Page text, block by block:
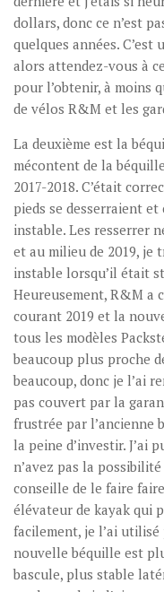
dollars, donc ce n’est
quelques années.
alors attendez-vous à
pour l’obtenir, à moins
de vélos R&M et les
La deuxième est la
mécontent de la
2017-2018. C’était
pieds se desserraient
instable. Les resserrer
et au milieu de 2019, je
instable lorsqu’il était
Heureusement, R&M a
courant 2019 et la
tous les modèles
beaucoup plus proche
beaucoup, donc je l’ai
pas couvert par la
frustrée par l’ancienne
la peine d’investir. J’ai
n’avez pas la
conseille de le faire
élévateur de kayak qui
facilement, je l’ai
nouvelle béquille est
bascule, plus stable